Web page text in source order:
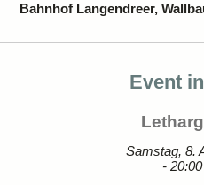
Bahnhof Langendreer,
Event
Samstag, 8.
-